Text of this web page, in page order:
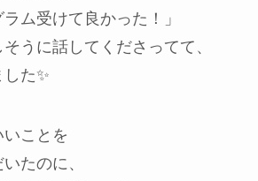
ラム受けて良かった！」
うに話してくださってて、
た✨
ことを
たのに、